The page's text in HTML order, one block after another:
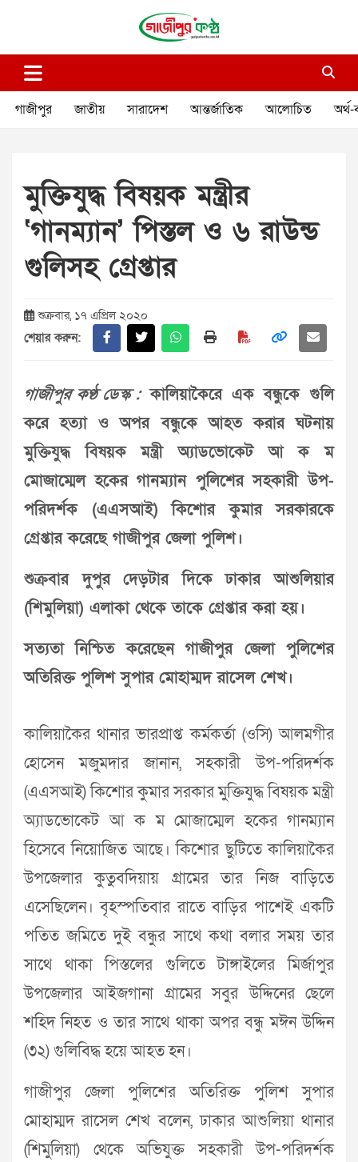
গাজীপুর কণ্ঠ
গাজীপুর জাতীয় সারাদেশ আন্তর্জাতিক আলোচিত অর্থ-
মুক্তিযুদ্ধ বিষয়ক মন্ত্রীর
‘গানম্যান’ পিস্তল ও ৬ রাউন্ড
গুলিসহ গ্রেপ্তার
শুক্রবার, ১৭ এপ্রিল ২০২০
শেয়ার করুন:
গাজীপুর কণ্ঠ ডেস্ক :কালিয়াকৈরে এক বন্ধুকে গুলি
করে হত্যা ও অপর বন্ধুকে আহত করার ঘটনায়
মুক্তিযুদ্ধ বিষয়ক মন্ত্রী অ্যাডভোকেট আ ক ম
মোজাম্মেল হকের গানম্যান পুলিশের সহকারী উপ-
পরিদর্শক (এএসআই) কিশোর কুমার সরকারকে
গ্রেপ্তার করেছে গাজীপুর জেলা পুলিশ।
শুক্রবার দুপুর দেড়টার দিকে ঢাকার আশুলিয়ার
(শিমুলিয়া) এলাকা থেকে তাকে গ্রেপ্তার করা হয়।
সত্যতা নিশ্চিত করেছেন গাজীপুর জেলা পুলিশের
অতিরিক্ত পুলিশ সুপার মোহাম্মদ রাসেল শেখ।
কালিয়াকৈর থানার ভারপ্রাপ্ত কর্মকর্তা (ওসি) আলমগীর
হোসেন মজুমদার জানান, সহকারী উপ-পরিদর্শক
(এএসআই) কিশোর কুমার সরকার মুক্তিযুদ্ধ বিষয়ক মন্ত্রী
অ্যাডভোকেট আ ক ম মোজাম্মেল হকের গানম্যান
হিসেবে নিয়োজিত আছে। কিশোর ছুটিতে কালিয়াকৈর
উপজেলার কুতুবদিয়ায় গ্রামের তার নিজ বাড়িতে
এসেছিলেন। বৃহস্পতিবার রাতে বাড়ির পাশেই একটি
পতিত জমিতে দুই বন্ধুর সাথে কথা বলার সময় তার
সাথে থাকা পিস্তলের গুলিতে টাঙ্গাইলের মির্জাপুর
উপজেলার আইজগানা গ্রামের সবুর উদ্দিনের ছেলে
শহিদ নিহত ও তার সাথে থাকা অপর বন্ধু মঈন উদ্দিন
(৩২) গুলিবিদ্ধ হয়ে আহত হন।
গাজীপুর জেলা পুলিশের অতিরিক্ত পুলিশ সুপার
মোহাম্মদ রাসেল শেখ বলেন, ঢাকার আশুলিয়া থানার
(শিমুলিয়া) থেকে অভিযুক্ত সহকারী উপ-পরিদর্শক